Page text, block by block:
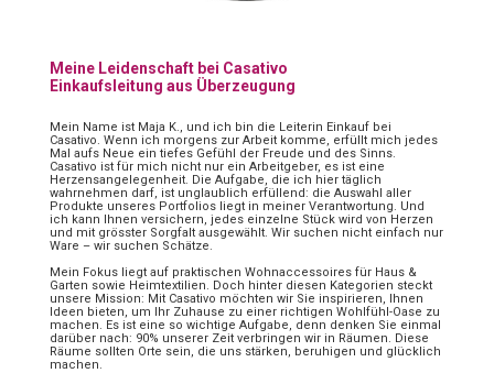
Meine Leidenschaft bei Casativo
Einkaufsleitung aus Überzeugung
Mein Name ist Maja K., und ich bin die Leiterin Einkauf bei
Casativo. Wenn ich morgens zur Arbeit komme, erfüllt mich jedes
Mal aufs Neue ein tiefes Gefühl der Freude und des Sinns.
Casativo ist für mich nicht nur ein Arbeitgeber, es ist eine
Herzensangelegenheit. Die Aufgabe, die ich hier täglich
wahrnehmen darf, ist unglaublich erfüllend: die Auswahl aller
Produkte unseres Portfolios liegt in meiner Verantwortung. Und
ich kann Ihnen versichern, jedes einzelne Stück wird von Herzen
und mit grösster Sorgfalt ausgewählt. Wir suchen nicht einfach nur
Ware – wir suchen Schätze.
Mein Fokus liegt auf praktischen Wohnaccessoires für Haus &
Garten sowie Heimtextilien. Doch hinter diesen Kategorien steckt
unsere Mission: Mit Casativo möchten wir Sie inspirieren, Ihnen
Ideen bieten, um Ihr Zuhause zu einer richtigen Wohlfühl-Oase zu
machen. Es ist eine so wichtige Aufgabe, denn denken Sie einmal
darüber nach: 90% unserer Zeit verbringen wir in Räumen. Diese
Räume sollten Orte sein, die uns stärken, beruhigen und glücklich
machen.